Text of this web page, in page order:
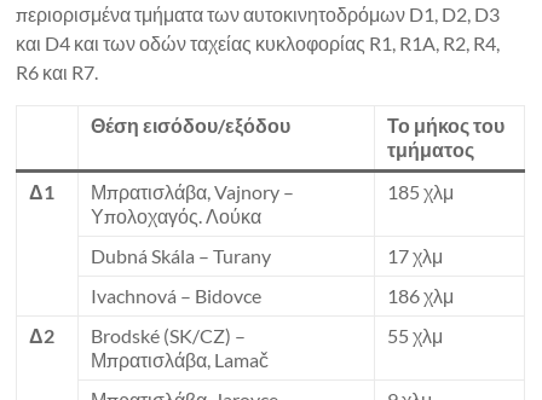
περιορισμένα τμήματα των αυτοκινητοδρόμων D1, D2, D3
και D4 και των οδών ταχείας κυκλοφορίας R1, R1A, R2, R4,
R6 και R7.
Θέση εισόδου/εξόδου
Το μήκος του
τμήματος
Δ1
Μπρατισλάβα, Vajnory –
Υπολοχαγός. Λούκα
185 χλμ
Dubná Skála – Turany
17 χλμ
Ivachnová – Bidovce
186 χλμ
Δ2
Brodské (SK/CZ) –
Μπρατισλάβα, Lamač
55 χλμ